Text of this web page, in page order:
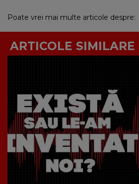
Poate vrei mai multe articole despre:
ARTICOLE SIMILARE